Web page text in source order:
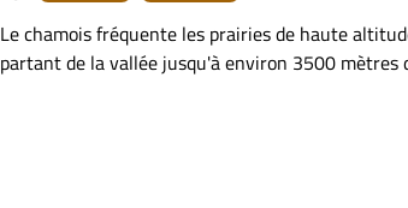
Le chamois fréquente les prairies de haute
partant de la vallée jusqu'à environ 3500 mètres